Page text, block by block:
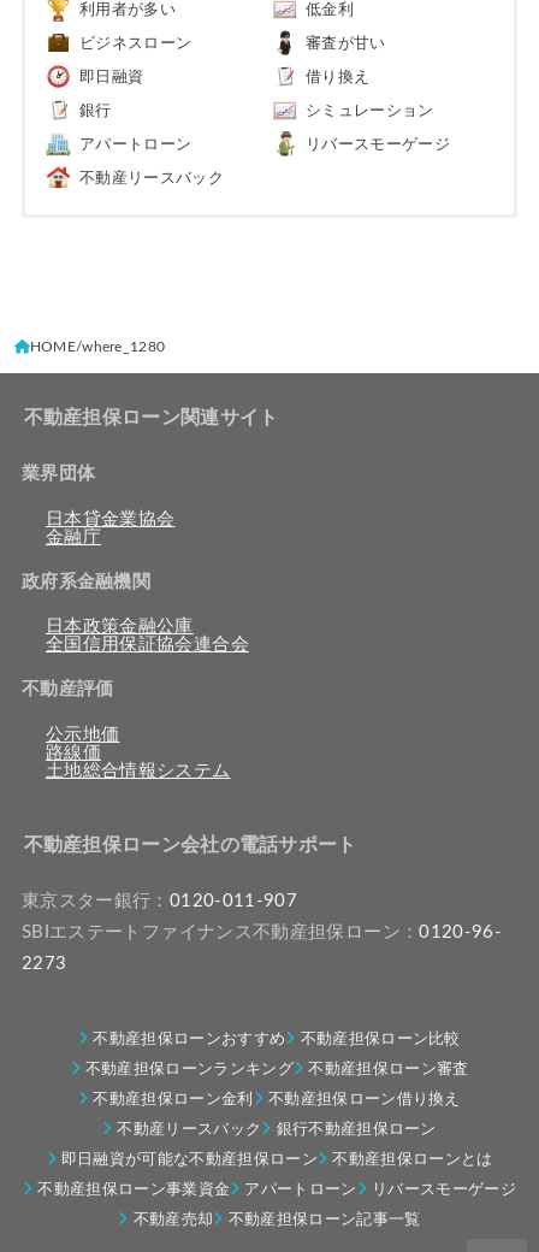
利用者が多い 低金利
ビジネスローン 審査が甘い
即日融資 借り換え
銀行 シミュレーション
アパートローン リバースモーゲージ
不動産リースバック
HOME where_1280
不動産担保ローン関連サイト
業界団体
日本貸金業協会
金融庁
政府系金融機関
日本政策金融公庫
全国信用保証協会連合会
不動産評価
公示地価
路線価
土地総合情報システム
不動産担保ローン会社の電話サポート
東京スター銀行： 0120-011-907
SBIエステートファイナンス不動産担保ローン：0120-96-
2273
不動産担保ローンおすすめ
不動産担保ローン比較
不動産担保ローンランキング
不動産担保ローン審査
不動産担保ローン金利
不動産担保ローン借り換え
不動産リースバック
銀行不動産担保ローン
即日融資が可能な不動産担保ローン
不動産担保ローンとは
不動産担保ローン事業資金
アパートローン
リバースモーゲージ
不動産売却
不動産担保ローン記事一覧